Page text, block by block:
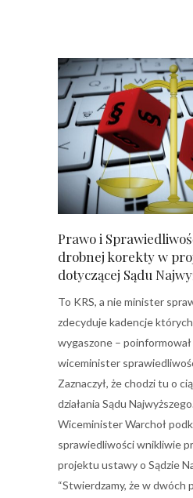
Prawo i
drobnej korekty w
dotyczącej Sądu
To KRS, a nie minister
zdecyduje kadencje
wygaszone –
wiceminister
Zaznaczył, że chodzi tu o
działania Sądu
Wiceminister Warchoł
sprawiedliwości wnikliwie
projektu ustawy o Sądzie
“Stwierdzamy, że w dwóch